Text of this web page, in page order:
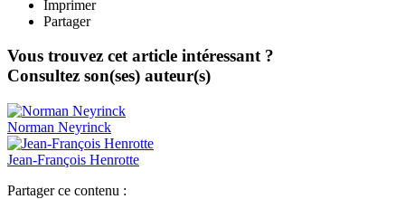
Imprimer
Partager
Vous trouvez cet article intéressant ?
Consultez son(ses) auteur(s)
Norman Neyrinck
Jean-François Henrotte
Partager ce contenu :